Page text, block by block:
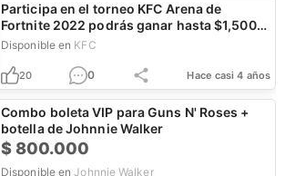
Participa en el torneo KFC Arena de
Fortnite 2022 podrás ganar hasta $1,500
dólares
Disponible en KFC
20 0 Hace casi 4 años
Combo boleta VIP para Guns N' Roses +
botella de Johnnie Walker
$800.000
Disponible en Johnnie Walker